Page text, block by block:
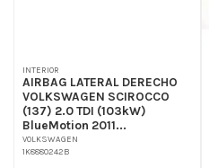
INTERIOR
AIRBAG LATERAL DERECHO
VOLKSWAGEN SCIROCCO
(137) 2.0 TDI (103kW)
BlueMotion 2011...
VOLKSWAGEN
1K8880242B